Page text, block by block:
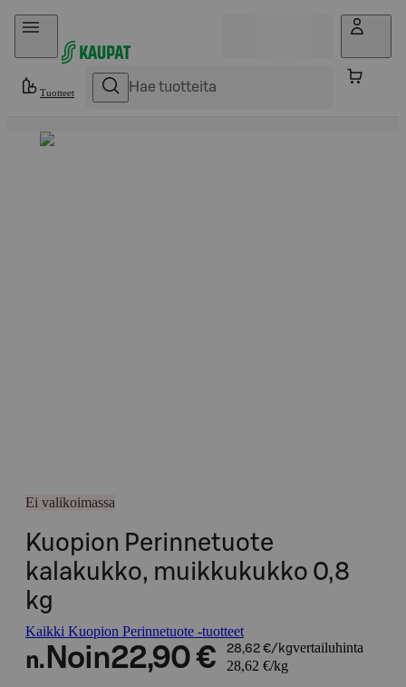
Hyppää sisältöön
Tuotteet
Ei valikoimassa
Kuopion Perinnetuote
kalakukko, muikkukukko 0,8
kg
Kaikki Kuopion Perinnetuote -tuotteet
n. Noin22,90 € 28,62 €/kgvertailuhinta
28,62 €/kg